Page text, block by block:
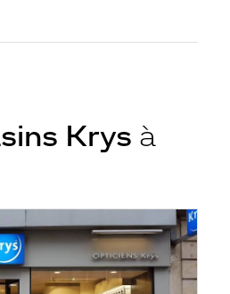
Krys à